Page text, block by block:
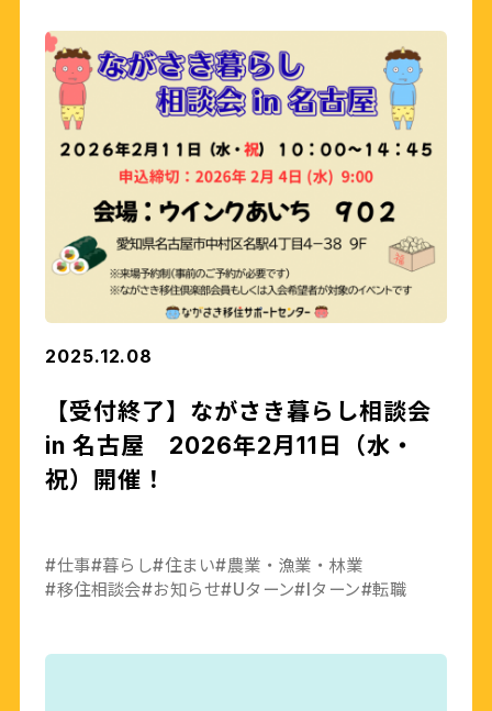
2025.12.08
【受付終了】ながさき暮らし相談会
in 名古屋 2026年2月11日（水・
祝）開催！
#仕事#暮らし#住まい#農業・漁業・林業
#移住相談会#お知らせ#Uターン#Iターン#転職